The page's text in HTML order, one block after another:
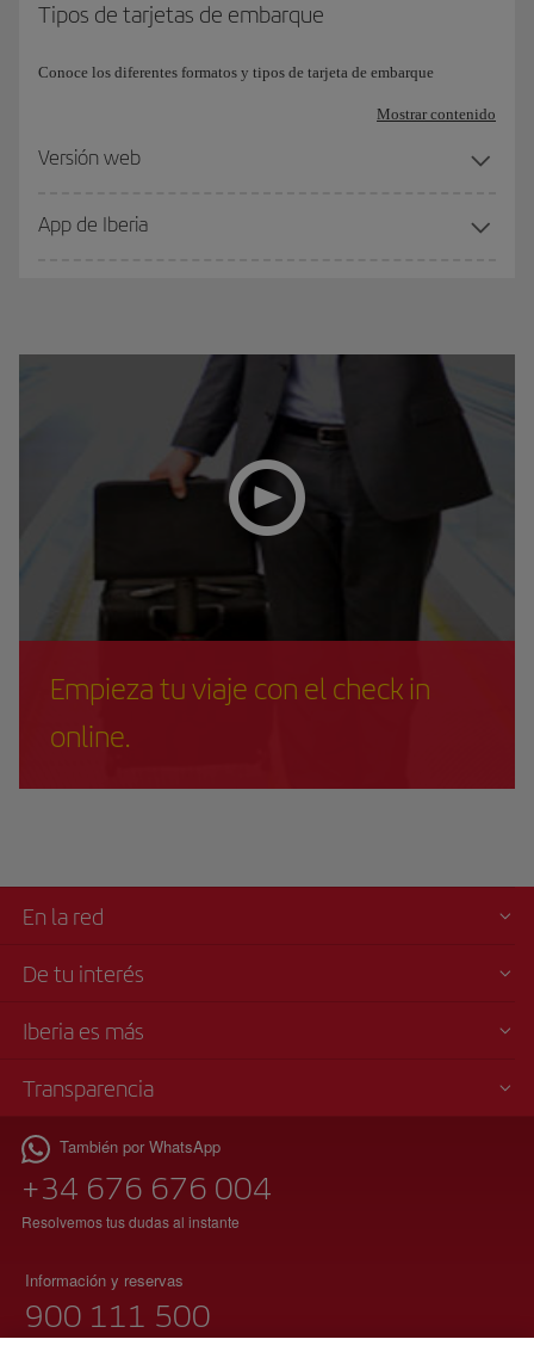
Tipos de tarjetas de embarque
Conoce los diferentes formatos y tipos de tarjeta de embarque
Mostrar contenido
Versión web
App de Iberia
Empieza tu viaje con el check in
online.
En la red
De tu interés
Iberia es más
Transparencia
También por WhatsApp
+34 676 676 004
Resolvemos tus dudas al instante
Información y reservas
900 111 500